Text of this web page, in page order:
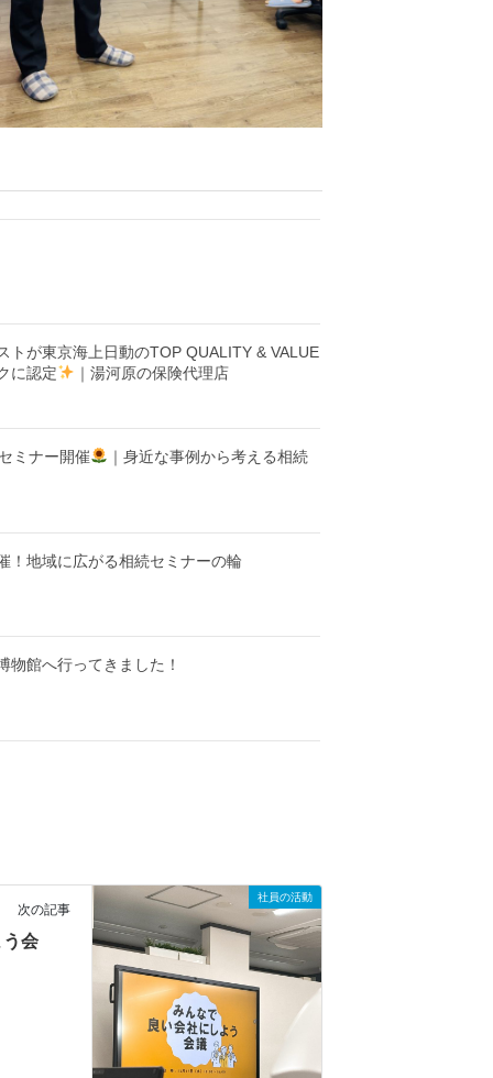
トが東京海上日動のTOP QUALITY & VALUE
に認定
｜湯河原の保険代理店
ミナー開催 ｜身近な事例から考える相続
！地域に広がる相続セミナーの輪
物館へ行ってきました！
社員の活動
次の記事
会